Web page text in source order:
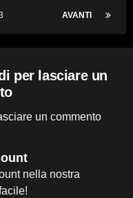
AVANTI
per lasciare un
un commento
nella nostra